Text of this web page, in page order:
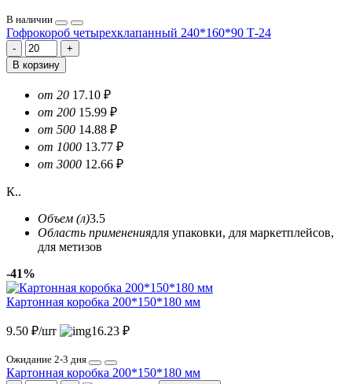
В наличии
Гофрокороб четырехклапанный 240*160*90 Т-24
В корзину
от 20 17.10 ₽
от 200 15.99 ₽
от 500 14.88 ₽
от 1000 13.77 ₽
от 3000 12.66 ₽
К..
Объем (л)3.5
Область применениядля упаковки, для маркетплейсов,
для метизов
-41%
Картонная коробка 200*150*180 мм
9.50 ₽/шт 16.23 ₽
Ожидание 2-3 дня
Картонная коробка 200*150*180 мм